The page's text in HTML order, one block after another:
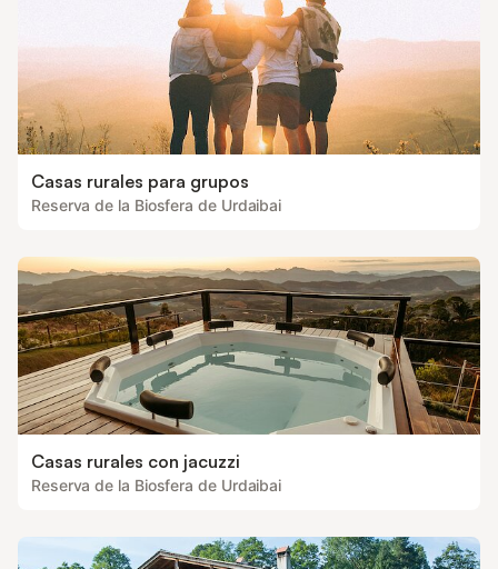
Casas rurales para grupos
Reserva de la Biosfera de Urdaibai
Casas rurales con jacuzzi
Reserva de la Biosfera de Urdaibai